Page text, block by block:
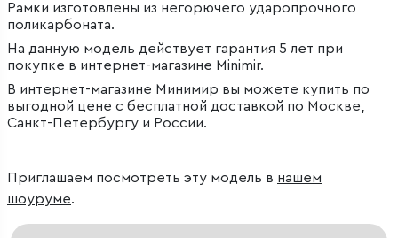
Рамки изготовлены из негорючего ударопрочного
поликарбоната.
На данную модель действует гарантия 5 лет при
покупке в интернет-магазине Minimir.
В интернет-магазине Минимир вы можете купить по
выгодной цене с бесплатной доставкой по Москве,
Санкт-Петербургу и России.
Приглашаем посмотреть эту модель в нашем
шоуруме.